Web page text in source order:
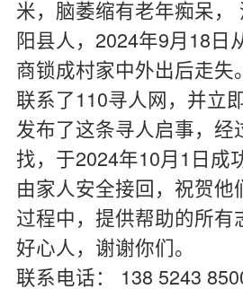
米，脑萎缩有老年痴呆，
阳县人，2024年9月18日
商锁成村家中外出后走失
联系了110寻人网，并立
发布了这条寻人启事，经
找，于2024年10月1日成
由家人安全接回，祝贺他
过程中，提供帮助的所有
好心人，谢谢你们。
联系电话： 138 5243